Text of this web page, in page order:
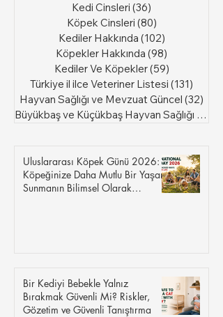
Kedi Cinsleri (36)
Köpek Cinsleri (80)
Kediler Hakkında (102)
Köpekler Hakkında (98)
Kediler Ve Köpekler(59)
Türkiye il ilce Veteriner Listesi (131)
Hayvan Sağlığı ve Mevzuat Güncel (32)
Büyükbaş ve Küçükbaş Hayvan Sağlığı (6)
Uluslararası Köpek Günü 2026:
Köpeğinize Daha Mutlu Bir Yaşam
Sunmanın Bilimsel Olarak
Bir Kediyi Bebekle Yalnız
Bırakmak Güvenli Mi? Riskler,
Gözetim ve Güvenli Tanıştırma